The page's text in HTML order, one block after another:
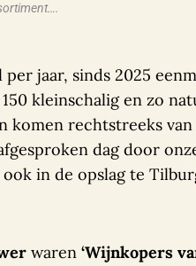
jaar, sinds 2025
150 kleinschalig en zo
komen rechtstreeks
dag door
in de opslag te
waren ‘Wijnkopers